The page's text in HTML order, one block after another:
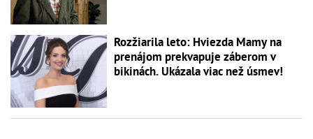
Rozžiarila leto: Hviezda Mamy na
prenájom prekvapuje záberom v
bikinách. Ukázala viac než úsmev!